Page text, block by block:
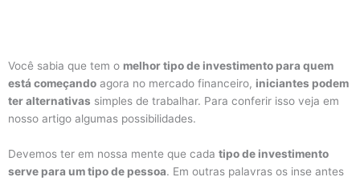
Você sabia que tem o melhor tipo de investimento para quem
está começando agora no mercado financeiro, iniciantes podem
ter alternativas simples de trabalhar. Para conferir isso veja em
nosso artigo algumas possibilidades.
Devemos ter em nossa mente que cada tipo de investimento
serve para um tipo de pessoa. Em outras palavras os inse antes